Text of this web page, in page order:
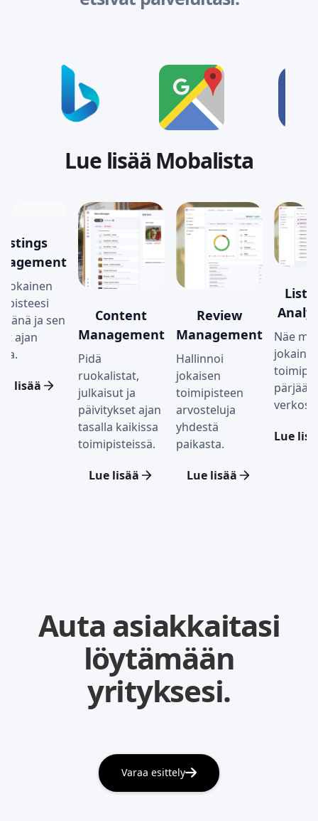
Lue lisää Mobalista
jokainen
ja sen
ajan
lisää
Content
Management
Pidä
ruokalistat,
julkaisut ja
päivitykset ajan
tasalla kaikissa
toimipisteissä.
Lue lisää
Review
Management
Hallinnoi
jokaisen
toimipisteen
arvosteluja
yhdestä
paikasta.
Lue lisää
Näe
pärjää
Lue
Auta asiakkaitasi
löytämään
yrityksesi.
Varaa esittely